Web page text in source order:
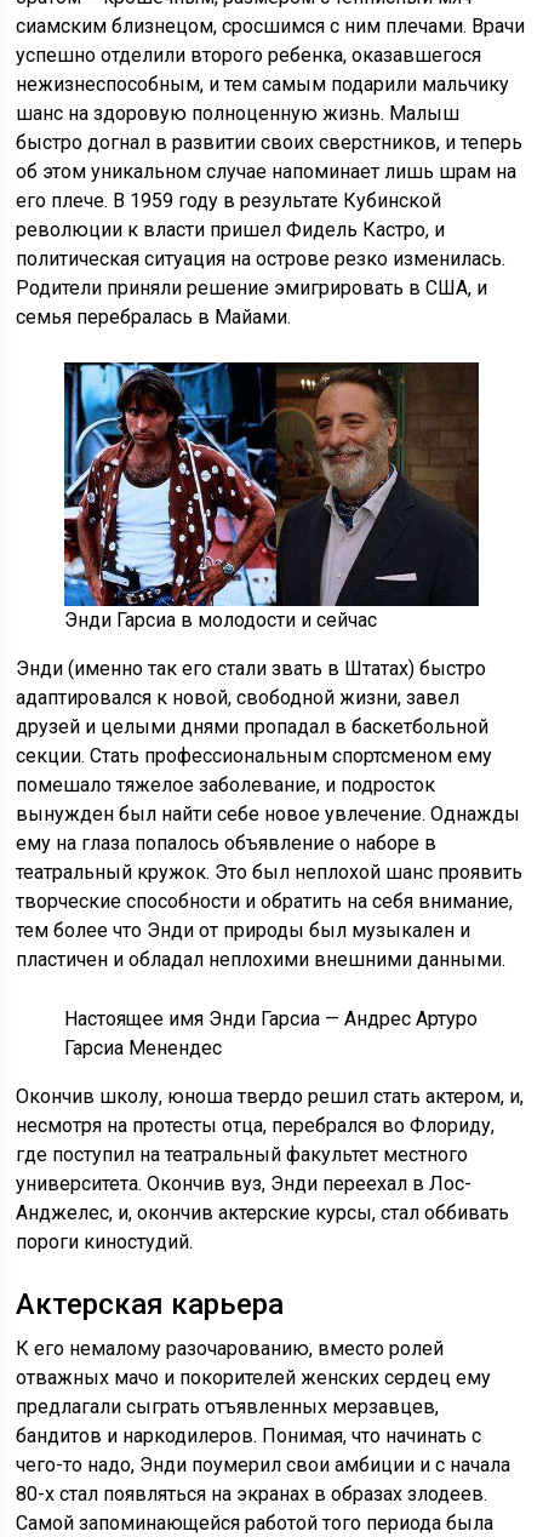
сиамским близнецом, сросшимся с ним плечами. Врачи
успешно отделили второго ребенка, оказавшегося
нежизнеспособным, и тем самым подарили мальчику
шанс на здоровую полноценную жизнь. Малыш
быстро догнал в развитии своих сверстников, и теперь
об этом уникальном случае напоминает лишь шрам на
его плече. В 1959 году в результате Кубинской
революции к власти пришел Фидель Кастро, и
политическая ситуация на острове резко изменилась.
Родители приняли решение эмигрировать в США, и
семья перебралась в Майами.
Энди Гарсиа в молодости и сейчас
Энди (именно так его стали звать в Штатах) быстро
адаптировался к новой, свободной жизни, завел
друзей и целыми днями пропадал в баскетбольной
секции. Стать профессиональным спортсменом ему
помешало тяжелое заболевание, и подросток
вынужден был найти себе новое увлечение. Однажды
ему на глаза попалось объявление о наборе в
театральный кружок. Это был неплохой шанс проявить
творческие способности и обратить на себя внимание,
тем более что Энди от природы был музыкален и
пластичен и обладал неплохими внешними данными.
Настоящее имя Энди Гарсиа — Андрес Артуро
Гарсиа Менендес
Окончив школу, юноша твердо решил стать актером, и,
несмотря на протесты отца, перебрался во Флориду,
где поступил на театральный факультет местного
университета. Окончив вуз, Энди переехал в Лос-
Анджелес, и, окончив актерские курсы, стал оббивать
пороги киностудий.
Актерская карьера
К его немалому разочарованию, вместо ролей
отважных мачо и покорителей женских сердец ему
предлагали сыграть отъявленных мерзавцев,
бандитов и наркодилеров. Понимая, что начинать с
чего-то надо, Энди поумерил свои амбиции и с начала
80-х стал появляться на экранах в образах злодеев.
Самой запоминающейся работой того периода была